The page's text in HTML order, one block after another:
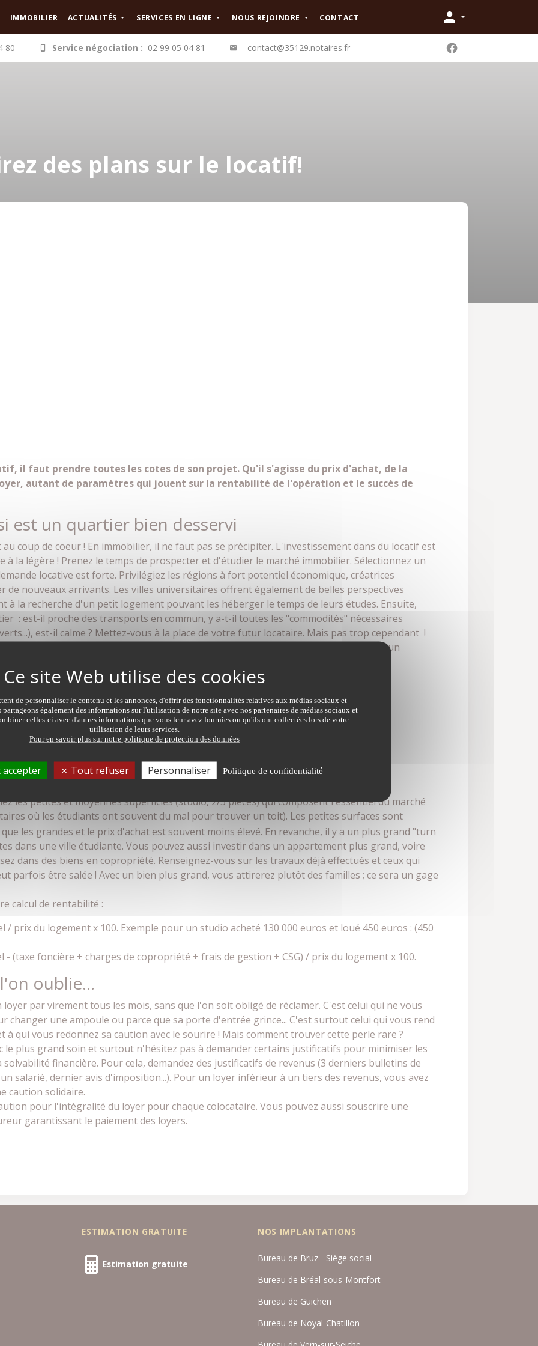
IMMOBILIER ACTUALITÉS SERVICES EN LIGNE NOUS REJOINDRE CONTACT
80 Service négociation : 02 99 05 04 81 contact@35129.notaires.fr
des plans sur le locatif!
il faut prendre toutes les cotes de son projet. Qu'il s'agisse du prix d'achat, de la
autant de paramètres qui jouent sur la rentabilité de l'opération et le succès de
est un quartier bien desservi
coup de coeur ! En immobilier, il ne faut pas se précipiter. L'investissement dans du locatif est
la légère ! Prenez le temps de prospecter et d'étudier le marché immobilier. Sélectionnez un
locative est forte. Privilégiez les régions à fort potentiel économique, créatrices
de nouveaux arrivants. Les villes universitaires offrent également de belles perspectives
à la recherche d'un petit logement pouvant les héberger le temps de leurs études. Ensuite,
: est-il proche des transports en commun, y a-t-il toutes les "commodités" nécessaires
est-il calme ? Mettez-vous à la place de votre futur locataire. Mais pas trop cependant !
ce bien n'est pas destiné à être votre résidence principale. Il doit convenir et plaire à un
même ma location", la proximité de votre achat est essentielle pour 3 raisons :
investissez,
intervenir en cas de problème,
des lieux d'entrée et de sortie.
surface et rentabilité
les petites et moyennes superficies (studio, 2/3 pièces) qui composent l'essentiel du marché
où les étudiants ont souvent du mal pour trouver un toit). Les petites surfaces sont
que les grandes et le prix d'achat est souvent moins élevé. En revanche, il y a un plus grand "turn
dans une ville étudiante. Vous pouvez aussi investir dans un appartement plus grand, voire
dans des biens en copropriété. Renseignez-vous sur les travaux déjà effectués et ceux qui
parfois être salée ! Avec un bien plus grand, vous attirerez plutôt des familles ; ce sera un gage
calcul de rentabilité :
prix du logement x 100. Exemple pour un studio acheté 130 000 euros et loué 450 euros : (450
(taxe foncière + charges de copropriété + frais de gestion + CSG) / prix du logement x 100.
oublie…
par virement tous les mois, sans que l'on soit obligé de réclamer. C'est celui qui ne vous
changer une ampoule ou parce que sa porte d'entrée grince... C'est surtout celui qui vous rend
à qui vous redonnez sa caution avec le sourire ! Mais comment trouver cette perle rare ?
le plus grand soin et surtout n'hésitez pas à demander certains justificatifs pour minimiser les
solvabilité financière. Pour cela, demandez des justificatifs de revenus (3 derniers bulletins de
salarié, dernier avis d'imposition...). Pour un loyer inférieur à un tiers des revenus, vous avez
caution solidaire.
pour l'intégralité du loyer pour chaque colocataire. Vous pouvez aussi souscrire une
garantissant le paiement des loyers.
ESTIMATION GRATUITE
Estimation gratuite
NOS IMPLANTATIONS
Bureau de Bruz - Siège social
Bureau de Bréal-sous-Montfort
Bureau de Guichen
Bureau de Noyal-Chatillon
de personnaliser le contenu et les annonces, d'offrir des fonctionnalités relatives aux médias sociaux et
également des informations sur l'utilisation de notre site avec nos partenaires de médias sociaux et
celles-ci avec d'autres informations que vous leur avez fournies ou qu'ils ont collectées lors de votre
utilisation de leurs services.
Pour en savoir plus sur notre politique de protection des données
Tout refuser Personnaliser Politique de confidentialité